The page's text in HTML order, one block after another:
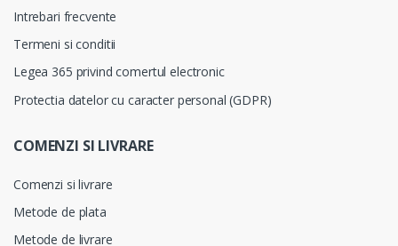
Intrebari frecvente
Termeni si conditii
Legea 365 privind comertul electronic
Protectia datelor cu caracter personal (GDPR)
COMENZI SI LIVRARE
Comenzi si livrare
Metode de plata
Metode de livrare